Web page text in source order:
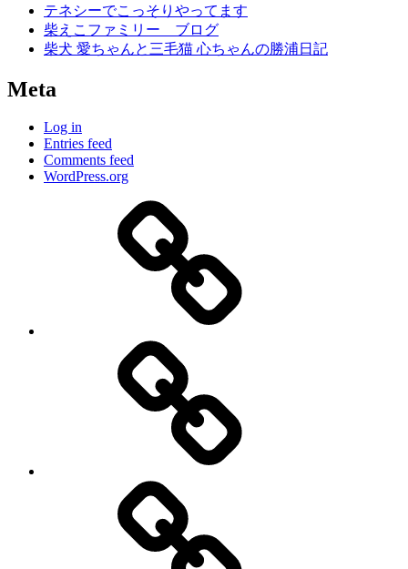
テネシーでこっそりやってます
柴えこファミリー ブログ
柴犬 愛ちゃんと三毛猫 心ちゃんの勝浦日記
Meta
Log in
Entries feed
Comments feed
WordPress.org